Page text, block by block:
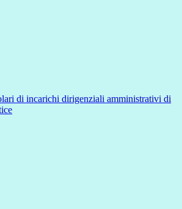
di incarichi dirigenziali amministrativi di